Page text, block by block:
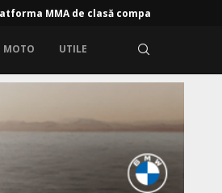
MOTO UTILE